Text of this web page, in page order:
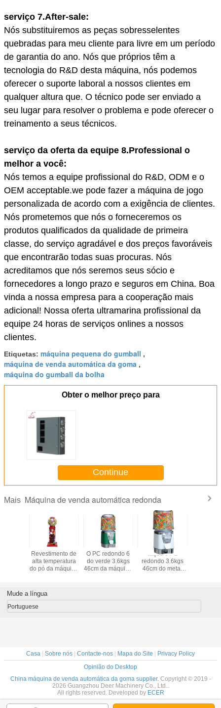
serviço 7.After-sale:
Nós substituiremos as peças sobresselentes
quebradas para meu cliente para livre em um período
de garantia do ano. Nós que próprios têm a
tecnologia do R&D desta máquina, nós podemos
oferecer o suporte laboral a nossos clientes em
qualquer altura que. O técnico pode ser enviado a
seu lugar para resolver o problema e pode oferecer o
treinamento a seus técnicos.
serviço da oferta da equipe 8.Professional o
melhor a você:
Nós temos a equipe profissional do R&D, ODM e o
OEM acceptable.we pode fazer a máquina de jogo
personalizada de acordo com a exigência de clientes.
Nós prometemos que nós o forneceremos os
produtos qualificados da qualidade de primeira
classe, do serviço agradável e dos preços favoráveis
que encontrarão todas suas procuras. Nós
acreditamos que nós seremos seus sócio e
fornecedores a longo prazo e seguros em China. Boa
vinda a nossa empresa para a cooperação mais
adicional! Nossa oferta ultramarina profissional da
equipe 24 horas de serviços onlines a nossos
clientes.
Etiquetas: máquina pequena do gumball ,
máquina de venda automática da goma ,
máquina do gumball da bolha
Obter o melhor preço para
Continue
Mais Máquina de venda automática redonda
de
do
Revestimento de
alta temperatura
do pó da máquina
redonda do globo
de PMMA
O PC redondo 6
do verde 3.6kgs
46cm da máquina
alameda
caçoa o PC
redondo 3.6kgs
46cm do metal
alameda
Mude a língua
Portuguese
Casa | Sobre nós | Contacte-nos | Mapa do Site | Privacy Policy
Opinião do Desktop
China máquina de venda automática da goma supplier. Copyright © 2019 -
2026 Guangzhou Deer Machinery Co., Ltd..
All rights reserved. Developed by ECER